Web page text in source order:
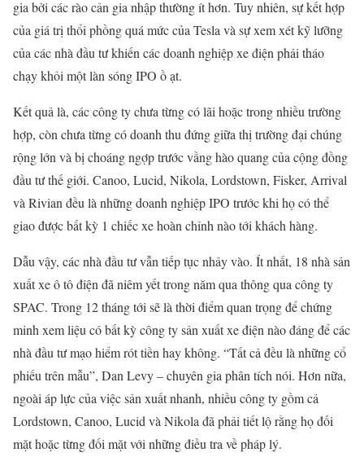
gia bởi các rào cản gia nhập thường ít hơn. Tuy nhiên, sự kết hợp
của giá trị thổi phồng quá mức của Tesla và sự xem xét kỹ lưỡng
của các nhà đầu tư khiến các doanh nghiệp xe điện phải tháo
chạy khỏi một làn sóng IPO ồ ạt.
Kết quả là, các công ty chưa từng có lãi hoặc trong nhiều trường
hợp, còn chưa từng có doanh thu đứng giữa thị trường đại chúng
rộng lớn và bị choáng ngợp trước vầng hào quang của cộng đồng
đầu tư thế giới. Canoo, Lucid, Nikola, Lordstown, Fisker, Arrival
và Rivian đều là những doanh nghiệp IPO trước khi họ có thể
giao được bất kỳ 1 chiếc xe hoàn chỉnh nào tới khách hàng.
Dẫu vậy, các nhà đầu tư vẫn tiếp tục nhảy vào. Ít nhất, 18 nhà sản
xuất xe ô tô điện đã niêm yết trong năm qua thông qua công ty
SPAC. Trong 12 tháng tới sẽ là thời điểm quan trọng để chứng
minh xem liệu có bất kỳ công ty sản xuất xe điện nào đáng để các
nhà đầu tư mạo hiểm rót tiền hay không. “Tất cả đều là những cổ
phiếu trên mẫu”, Dan Levy – chuyên gia phân tích nói. Hơn nữa,
ngoài áp lực của việc sản xuất nhanh, nhiều công ty gồm cả
Lordstown, Canoo, Lucid và Nikola đã phải tiết lộ rằng họ đối
mặt hoặc từng đối mặt với những điều tra về pháp lý.